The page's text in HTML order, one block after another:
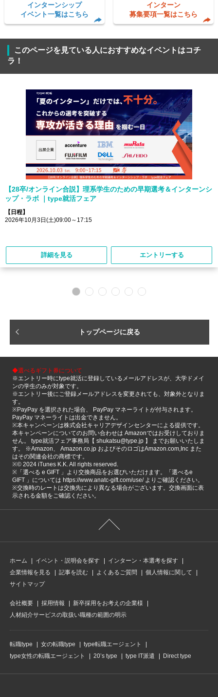
インターンシップ
イベント一覧はこちら
インターン
募集要項一覧はこちら
このページを見ている人におすすめなイベントはコチ
ラ！
【28卒/オンライン合説】理系学生のための早期選考＆インターンシ
ップ・ラボ ｜type就活フェア
【日程】
2026年10月3日(土)09:00～17:15
詳細を見る エントリーする
トップページに戻る
◆選べるギフト券について
※エントリー時にtype就活に登録しているメールアドレスが、大学ドメイ
ンの学生のみが対象です。
※エントリー後にご登録メールアドレスを変更されても、対象外となりま
す。
※PayPay を選択された場合、 PayPay マネーライトが付与されます。
PayPay マネーライトは出金できません。
※本キャンペーンは株式会社キャリアデザインセンターによる提供です。
本キャンペーンについてのお問い合わせは Amazonではお受けしておりま
せん。 type就活フェア事務局【 shukatsu@type.jp 】 までお願いいたしま
す。 ※Amazon、 Amazon.co.jp およびそのロゴはAmazon.com,Inc また
はその関連会社の商標です。
※©️ 2024 iTunes K.K. All rights reserved.
※「選べる e GIFT 」より交換商品をお選びいただけます。「選べるe
GIFT 」については https://www.anatc-gift.com/use/ よりご確認ください。
※交換時のレートは交換先により異なる場合がございます。交換画面に表
示される金額をご確認ください。
ホーム イベント・説明会を探す
インターン・本選考を探す
企業情報を見る
記事を読む よくあるご質問
個人情報に関して
サイトマップ
会社概要 採用情報
新卒採用をお考えの企業様
人材紹介サービスの取扱い職種の範囲の明示
転職type 女の転職type
type転職エージェント
type女性の転職エージェント
20’s type type IT派遣 Direct type